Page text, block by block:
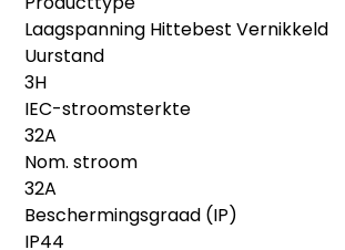
Laagspanning Hittebest Vernikkeld
Uurstand
3H
IEC-stroomsterkte
32A
Nom. stroom
32A
Beschermingsgraad (IP)
IP44